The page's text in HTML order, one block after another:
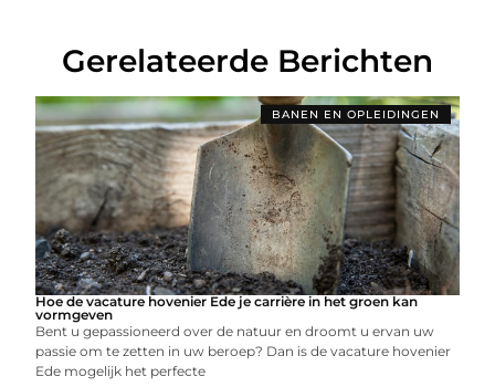
Gerelateerde Berichten
BANEN EN OPLEIDINGEN
Hoe de vacature hovenier Ede je carrière in het groen kan
vormgeven
Bent u gepassioneerd over de natuur en droomt u ervan uw
passie om te zetten in uw beroep? Dan is de vacature hovenier
Ede mogelijk het perfecte